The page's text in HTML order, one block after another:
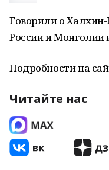
Говорили о
России и Монголии
Подробности на
Читайте нас